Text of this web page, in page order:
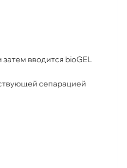
вводится bioGEL
сепарацией